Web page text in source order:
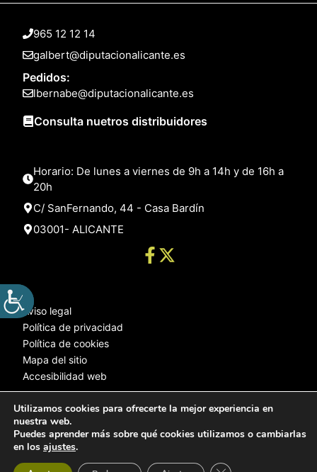
965 12 12 14
galbert@diputacionalicante.es
Pedidos:
lbernabe@diputacionalicante.es
Consulta nuetros distribuidores
Horario: De lunes a viernes de 9h a 14h y de 16h a
20h
C/ SanFernando, 44 - Casa Bardín
03001- ALICANTE
Aviso legal
Política de privacidad
Política de cookies
Mapa del sitio
Accesibilidad web
© 2025 Web desarrollada por el Servicio de Informática de Diputación
Utilizamos cookies para ofrecerte la mejor experiencia en
nuestra web.
Puedes aprender más sobre qué cookies utilizamos o cambiarlas
en los ajustes.